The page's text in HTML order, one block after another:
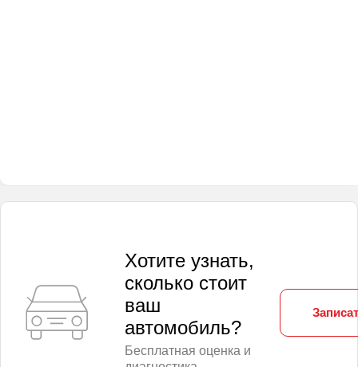
Хотите узнать,
сколько стоит
ваш
автомобиль?
Бесплатная оценка и